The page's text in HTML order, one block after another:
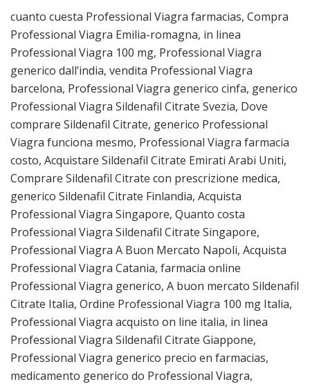
cuanto cuesta Professional Viagra farmacias, Compra
Professional Viagra Emilia-romagna, in linea
Professional Viagra 100 mg, Professional Viagra
generico dall’india, vendita Professional Viagra
barcelona, Professional Viagra generico cinfa, generico
Professional Viagra Sildenafil Citrate Svezia, Dove
comprare Sildenafil Citrate, generico Professional
Viagra funciona mesmo, Professional Viagra farmacia
costo, Acquistare Sildenafil Citrate Emirati Arabi Uniti,
Comprare Sildenafil Citrate con prescrizione medica,
generico Sildenafil Citrate Finlandia, Acquista
Professional Viagra Singapore, Quanto costa
Professional Viagra Sildenafil Citrate Singapore,
Professional Viagra A Buon Mercato Napoli, Acquista
Professional Viagra Catania, farmacia online
Professional Viagra generico, A buon mercato Sildenafil
Citrate Italia, Ordine Professional Viagra 100 mg Italia,
Professional Viagra acquisto on line italia, in linea
Professional Viagra Sildenafil Citrate Giappone,
Professional Viagra generico precio en farmacias,
medicamento generico do Professional Viagra,